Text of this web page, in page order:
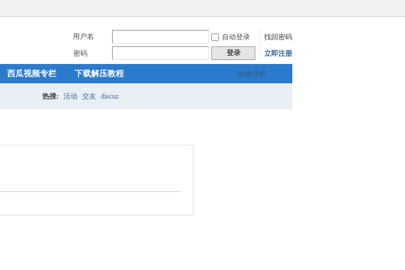
用户名 自动登录
找回密码
密码
登录 立即注册
快捷导航
西瓜视频专栏 下载解压教程
热搜: 活动 交友 discuz